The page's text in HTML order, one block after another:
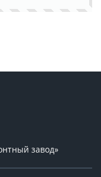
завод»